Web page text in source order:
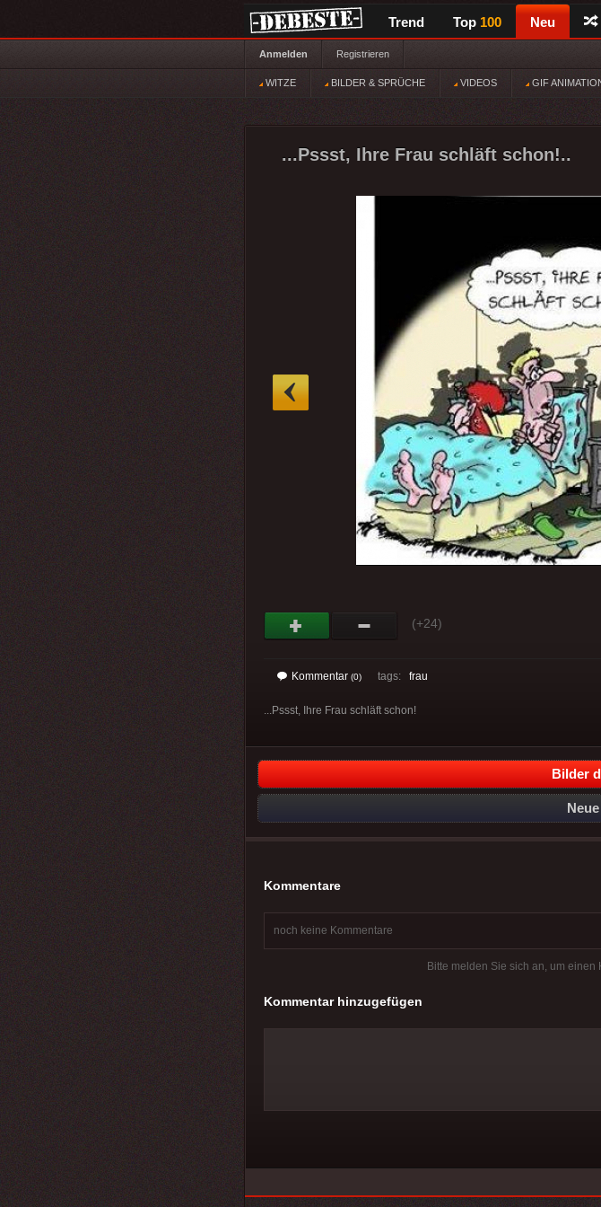
Trend Top 100 Neu
Anmelden Registrieren
WITZE BILDER & SPRÜCHE VIDEOS GIF
...Pssst, Ihre Frau schläft schon!..
(+24)
Kommentar (0) tags: frau
...Pssst, Ihre Frau schläft schon!
Bilder
Kommentare
noch keine Kommentare
Bitte melden Sie sich an, um einen
Kommentar hinzugefügen